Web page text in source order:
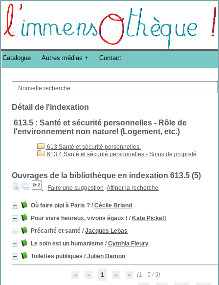
Bibliothèque DoucheFLUX Bibliotheek -->
Nouvelle recherche
Détail de l'indexation
613.5 : Santé et sécurité personnelles - Rôle de
l'environnement non naturel (Logement, etc.)
613 Santé et sécurité personnelles.
613.4 Santé et sécurité personnelles - Soins de propreté
Ouvrages de la bibliothèque en indexation 613.5 (5)
Faire une suggestion Affiner la recherche
Où faire pipi à Paris ? /Cécile Briand
Pour vivre heureux, vivons égaux ! / Kate Pickett
Précarité et santé /Jacques Lebas
Le soin est un humanisme /Cynthia Fleury
Toilettes publiques /Julien Damon
1 (1 - 5 / 5)
Catalogue Autres médias Contact